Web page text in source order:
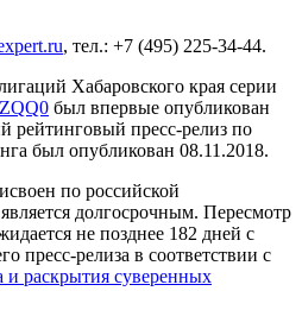
, тел.: +7 (495) 225-34-44.
Хабаровского края серии
был впервые опубликован
рейтинговый пресс-релиз по
был опубликован 08.11.2018.
по российской
долгосрочным. Пересмотр
не позднее 182 дней с
пресс-релиза в соответствии с
и раскрытия суверенных